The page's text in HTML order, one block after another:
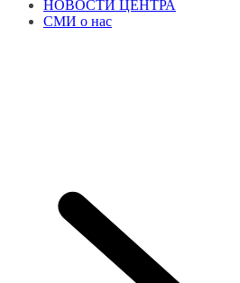
НОВОСТИ ЦЕНТРА
СМИ о нас